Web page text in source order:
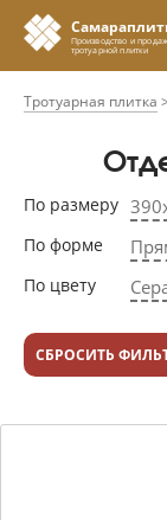
Производство и
тротуарной плитки
Тротуарная плитка >
По размеру
По форме
По цвету
СБРОСИТЬ